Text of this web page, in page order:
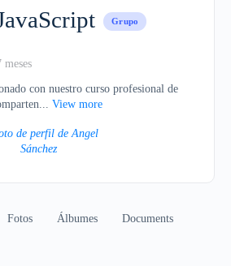
Grupo
con nuestro curso profesional de
View more
Fotos Álbumes Documents